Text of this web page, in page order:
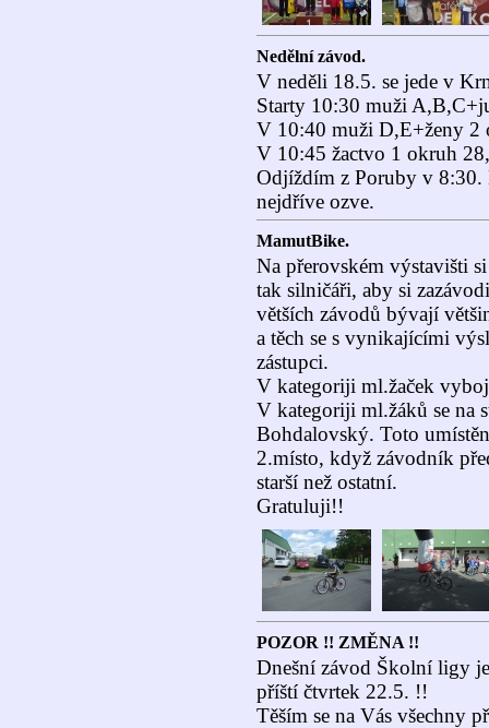
Nedělní závod.
V neděli 18.5. se jede v
Starty 10:30 muži
V 10:40 muži D,E+ženy
V 10:45 žactvo 1 okruh
Odjíždím z Poruby v 8:30.
nejdříve ozve.
MamutBike.
Na přerovském výstavišti
tak silničáři, aby si
větších závodů bývají
a těch se s vynikajícími
zástupci.
V kategoriji ml.žaček
V kategoriji ml.žáků se na
Bohdalovský. Toto
2.místo, když závodník
starší než ostatní.
Gratuluji!!
POZOR !! ZMĚNA !!
Dnešní závod Školní ligy
příští čtvrtek 22.5. !!
Těším se na Vás všechny